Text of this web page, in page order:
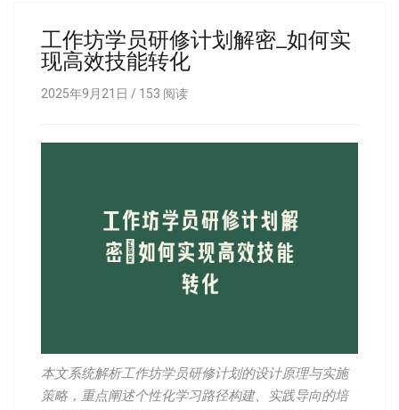
工作坊学员研修计划解密_如何实
现高效技能转化
2025年9月21日 / 153 阅读
本文系统解析工作坊学员研修计划的设计原理与实施
策略，重点阐述个性化学习路径构建、实践导向的培